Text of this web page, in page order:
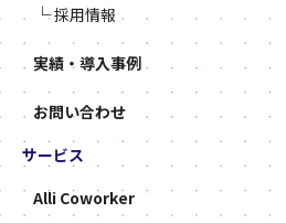
└採用情報
実績・導入事例
お問い合わせ
サービス
Alli Coworker